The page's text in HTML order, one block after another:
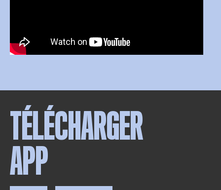
TÉLÉCHARGER
APP